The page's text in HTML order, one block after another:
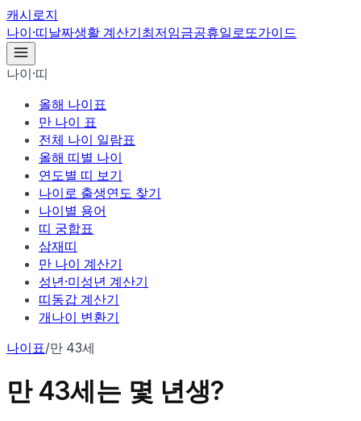
캐시로지
나이·띠날짜생활 계산기최저임금공휴일로또가이드
나이·띠
올해 나이표
만 나이 표
전체 나이 일람표
올해 띠별 나이
연도별 띠 보기
나이로 출생연도 찾기
나이별 용어
띠 궁합표
삼재띠
만 나이 계산기
성년·미성년 계산기
띠동갑 계산기
개나이 변환기
나이표/만 43세
만 43세는 몇 년생?